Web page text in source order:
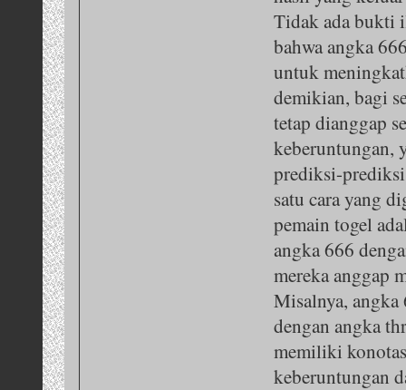
Tidak ada bukti
bahwa angka
untuk
demikian, bagi
tetap dianggap
keberuntungan,
prediksi-
satu cara yang
pemain togel
angka 666
mereka anggap
Misalnya,
dengan angka
memiliki
keberuntungan